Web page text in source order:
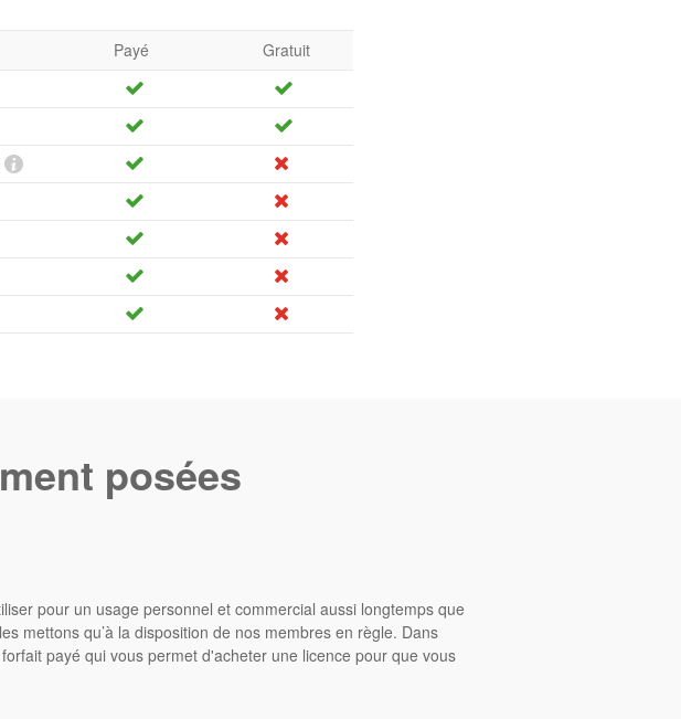
Payé
Gratuit
posées
pour un usage personnel et commercial aussi longtemps que
mettons qu’à la disposition de nos membres en règle. Dans
payé qui vous permet d'acheter une licence pour que vous